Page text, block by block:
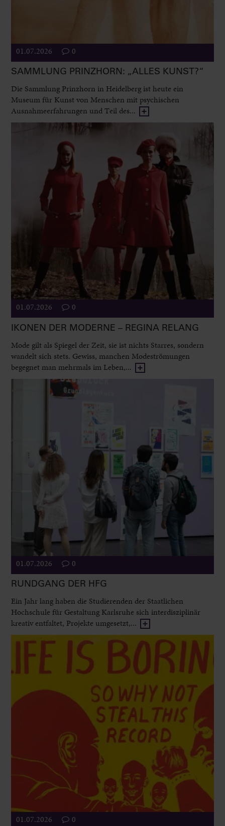
01.07.2026 0
SAMMLUNG PRINZHORN: „ALLES KUNST?“
Die Sammlung Prinzhorn in Heidelberg ist heute ein
Museum für Kunst von Menschen mit psychischen
Ausnahmeerfahrungen und Teil des...
01.07.2026 0
IKONEN DER MODERNE – REGINA RELANG
Mode gilt als Spiegel der Zeit, sie ist nichts Starres, sondern
wandelt sich stets. Gewiss, manchen Modeströmungen
begegnet man mehrmals im Leben,...
01.07.2026 0
RUNDGANG DER HFG
Ein Jahr lang haben die Studierenden der Staatlichen
Hochschule für Gestaltung Karlsruhe sich interdisziplinär
kreativ entfaltet, Projekte umgesetzt,...
01.07.2026 0